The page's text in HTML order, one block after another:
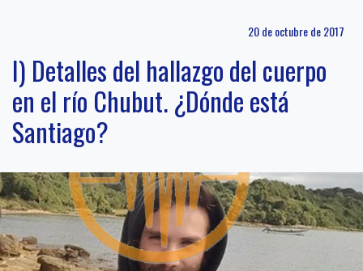
20 de octubre de 2017
I) Detalles del hallazgo del cuerpo
en el río Chubut. ¿Dónde está
Santiago?